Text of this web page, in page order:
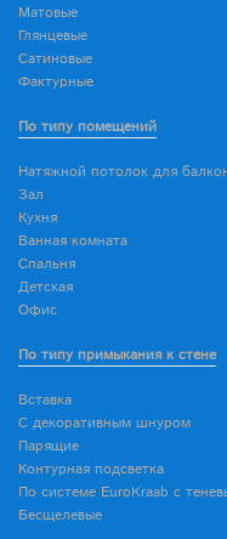
Матовые
Глянцевые
Сатиновые
Фактурные
По типу помещений
Натяжной потолок для
Зал
Кухня
Ванная комната
Спальня
Детская
Офис
По типу примыкания к стене
Вставка
С декоративным шнуром
Парящие
Контурная подсветка
По системе EuroKraab с
Бесщелевые